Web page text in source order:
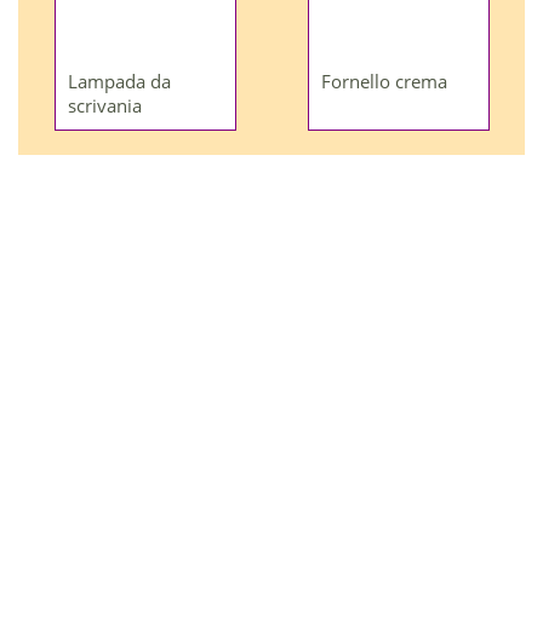
Lampada da
scrivania
Fornello crema